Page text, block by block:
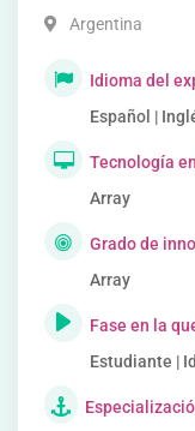
Argentina
Idioma del
Español |
Tecnología
Array
Grado de
Array
Fase en la
Estudiante |